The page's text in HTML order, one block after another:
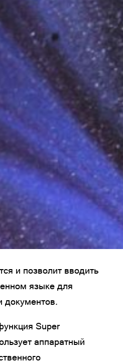
и позволит вводить
языке для
документов.
Super
аппаратный